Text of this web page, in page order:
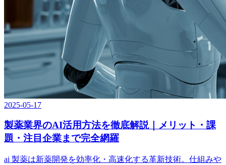
2025-05-17
製薬業界のAI活用方法を徹底解説｜メリット・課
題・注目企業まで完全網羅
ai 製薬は新薬開発を効率化・高速化する革新技術。仕組みや